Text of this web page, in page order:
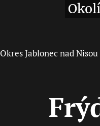
Okres Jablonec nad Nisou